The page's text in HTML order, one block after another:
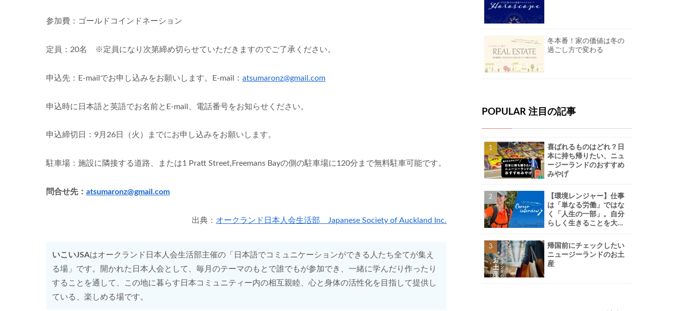
参加費：ゴールドコインドネーション
定員：20名 ※定員になり次第締め切らせていただきますのでご了承ください。
申込先：E-mailでお申し込みをお願いします。E-mail： atsumaronz@gmail.com
申込時に日本語と英語でお名前とE-mail、電話番号をお知らせください。
申込締切日：9月26日（火）までにお申し込みをお願いします。
駐車場：施設に隣接する道路、または1 Pratt Street,Freemans Bayの側の駐車場に120分まで無料駐車可能です。
問合せ先： atsumaronz@gmail.com
出典： オークランド日本人会生活部 Japanese Society of Auckland Inc.
いこいJSAはオークランド日本人会生活部主催の「日本語でコミュニケーションができる人たち全てが集え
る場」です。開かれた日本人会として、毎月のテーマのもとで誰でもが参加でき、一緒に学んだり作ったり
することを通して、この地に暮らす日本コミュニティー内の相互親睦、心と身体の活性化を目指して提供し
ている、楽しめる場です。
冬本番！家の価値は冬の
過ごし方で変わる
POPULAR 注目の記事
喜ばれるものはどれ？日
本に持ち帰りたい、ニュ
ージーランドのおすすめ
みやげ
【環境レンジャー】仕事
は「単なる労働」ではな
く「人生の一部」。自分
らしく生きることを大切
帰国前にチェックしたい
ニュージーランドのお土
産